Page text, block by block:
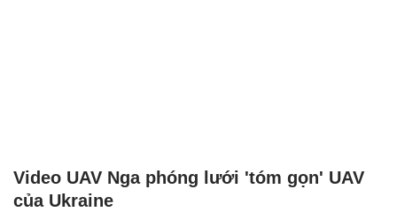
Video UAV Nga phóng lưới 'tóm gọn' UAV
của Ukraine